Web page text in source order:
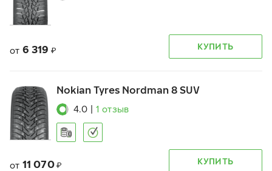
от 6 319 ₽ КУПИТЬ
Nokian Tyres Nordman 8 SUV
4.0 1 отзыв
от 11 070 ₽ КУПИТЬ